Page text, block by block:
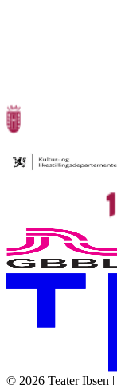
© 2026 Teater Ibsen |